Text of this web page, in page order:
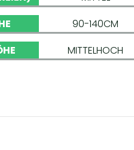
90-140CM
MITTELHOCH